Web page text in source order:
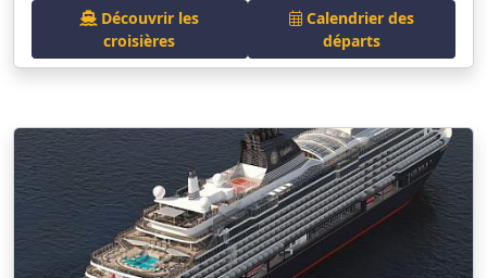
Découvrir les
croisières
Calendrier des
départs